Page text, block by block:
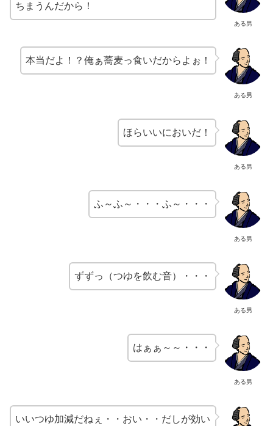
ある男
ちまうんだから！
ある男
本当だよ！？俺ぁ蕎麦っ食いだからよぉ！
ある男
ほらいいにおいだ！
ある男
ふ～ふ～・・・ふ～・・・
ある男
ずずっ（つゆを飲む音）・・・
ある男
はぁぁ～～・・・
いいつゆ加減だねぇ・・おい・・だしが効い